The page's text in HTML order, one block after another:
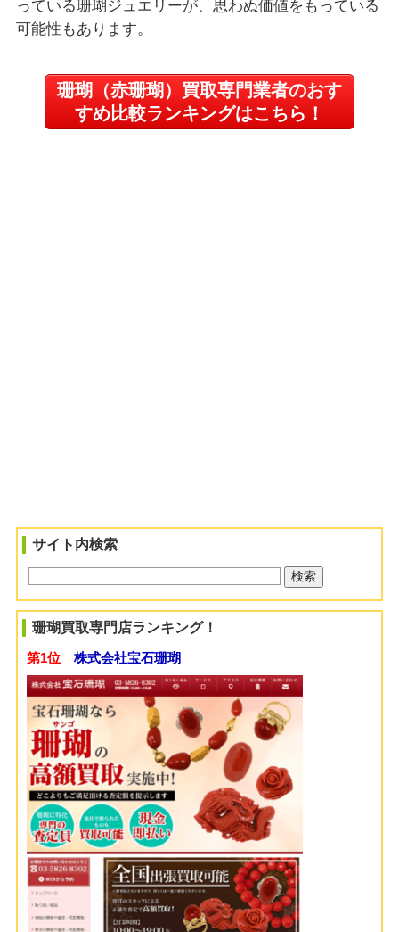
っている珊瑚ジュエリーが、思わぬ価値をもっている
可能性もあります。
珊瑚（赤珊瑚）買取専門業者のおす
すめ比較ランキングはこちら！
サイト内検索
珊瑚買取専門店ランキング！
第1位 株式会社宝石珊瑚